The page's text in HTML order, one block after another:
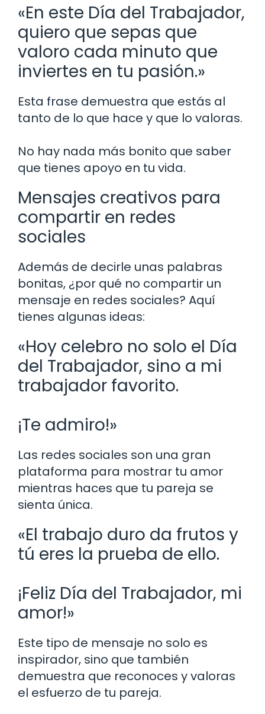
«En este Día del Trabajador,
quiero que sepas que
valoro cada minuto que
inviertes en tu pasión.»
Esta frase demuestra que estás al
tanto de lo que hace y que lo valoras.
No hay nada más bonito que saber
que tienes apoyo en tu vida.
Mensajes creativos para
compartir en redes
sociales
Además de decirle unas palabras
bonitas, ¿por qué no compartir un
mensaje en redes sociales? Aquí
tienes algunas ideas:
«Hoy celebro no solo el Día
del Trabajador, sino a mi
trabajador favorito.
¡Te admiro!»
Las redes sociales son una gran
plataforma para mostrar tu amor
mientras haces que tu pareja se
sienta única.
«El trabajo duro da frutos y
tú eres la prueba de ello.
¡Feliz Día del Trabajador, mi
amor!»
Este tipo de mensaje no solo es
inspirador, sino que también
demuestra que reconoces y valoras
el esfuerzo de tu pareja.